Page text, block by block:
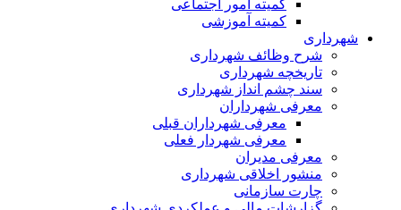
کمیته امور اجتماعی
کمیته آموزشی
شهرداری
شرح وظائف شهرداری
تاریخچه شهرداری
سند چشم انداز شهرداری
معرفی شهرداران
معرفی شهرداران قبلی
معرفی شهردار فعلی
معرفی مدیران
منشور اخلاقی شهرداری
چارت سازمانی